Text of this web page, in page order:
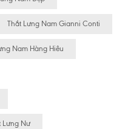
Thắt Lưng Nam Gianni Conti
Nam Hàng Hiêu
Lưng Nư